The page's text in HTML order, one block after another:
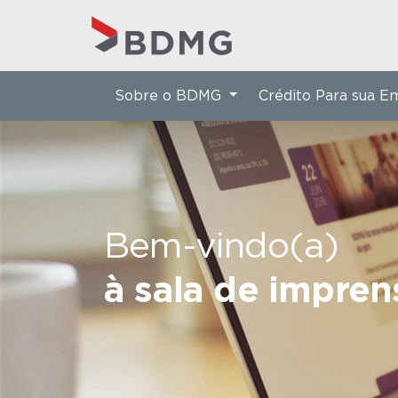
Bem-vindo(a)
à sala de
Sobre o BDMG Crédito Para sua